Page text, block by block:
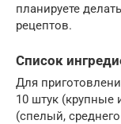
планируете
рецептов.
Список
Для
10 штук (крупные
(спелый,